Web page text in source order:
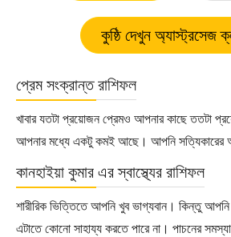
প্রেম সংক্রান্ত রাশিফল
খাবার যতটা প্রয়োজন প্রেমও আপনার কাছে ততটা
আপনার মধ্যে একটু কমই আছে। আপনি সত্যিকারের
কানহাইয়া কুমার এর স্বাস্থ্যের রাশিফল
শারীরিক ভিত্তিতে আপনি খুব ভাগ্যবান। কিন্তু
এটাতে কোনো সাহায্য করতে পারে না। পাচনের